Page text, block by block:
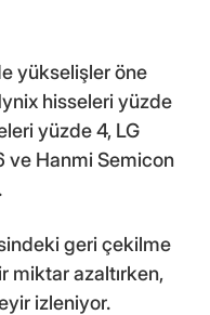
yükselişler öne
hisseleri yüzde
yüzde 4, LG
ve Hanmi Semicon
geri çekilme
miktar azaltırken,
izleniyor.